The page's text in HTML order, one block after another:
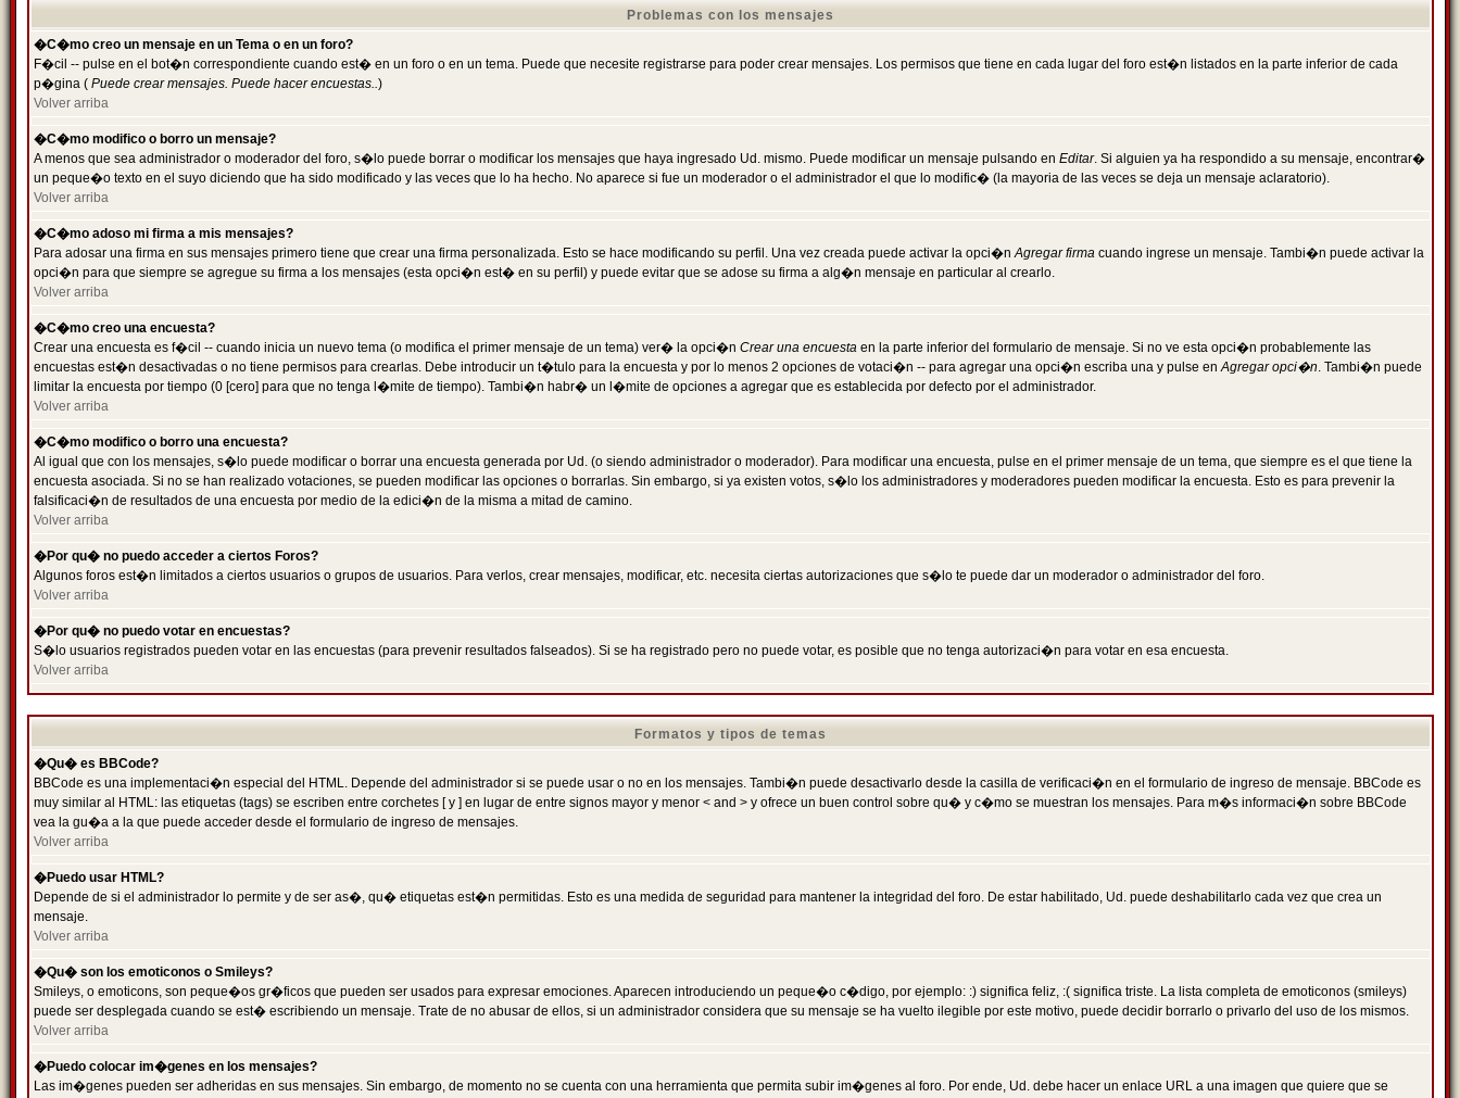
Problemas con los mensajes
�C�mo creo un mensaje en un Tema o en un foro?
F�cil -- pulse en el bot�n correspondiente cuando est� en un foro o en un tema. Puede que necesite registrarse para poder crear mensajes. Los permisos que tiene en cada lugar del foro est�n listados en la parte inferior de cada
p�gina ( Puede crear mensajes. Puede hacer encuestas..)
Volver arriba
�C�mo modifico o borro un mensaje?
A menos que sea administrador o moderador del foro, s�lo puede borrar o modificar los mensajes que haya ingresado Ud. mismo. Puede modificar un mensaje pulsando en Editar. Si alguien ya ha respondido a su mensaje, encontrar�
un peque�o texto en el suyo diciendo que ha sido modificado y las veces que lo ha hecho. No aparece si fue un moderador o el administrador el que lo modific� (la mayoria de las veces se deja un mensaje aclaratorio).
Volver arriba
�C�mo adoso mi firma a mis mensajes?
Para adosar una firma en sus mensajes primero tiene que crear una firma personalizada. Esto se hace modificando su perfil. Una vez creada puede activar la opci�nAgregar firma cuando ingrese un mensaje. Tambi�n puede activar la
opci�n para que siempre se agregue su firma a los mensajes (esta opci�n est� en su perfil) y puede evitar que se adose su firma a alg�n mensaje en particular al crearlo.
Volver arriba
�C�mo creo una encuesta?
Crear una encuesta es f�cil -- cuando inicia un nuevo tema (o modifica el primer mensaje de un tema) ver� la opci�n Crear una encuesta en la parte inferior del formulario de mensaje. Si no ve esta opci�n probablemente las
encuestas est�n desactivadas o no tiene permisos para crearlas. Debe introducir un t�tulo para la encuesta y por lo menos 2 opciones de votaci�n -- para agregar una opci�n escriba una y pulse enAgregar opci�n. Tambi�n puede
limitar la encuesta por tiempo (0 [cero] para que no tenga l�mite de tiempo). Tambi�n habr� un l�mite de opciones a agregar que es establecida por defecto por el administrador.
Volver arriba
�C�mo modifico o borro una encuesta?
Al igual que con los mensajes, s�lo puede modificar o borrar una encuesta generada por Ud. (o siendo administrador o moderador). Para modificar una encuesta, pulse en el primer mensaje de un tema, que siempre es el que tiene la
encuesta asociada. Si no se han realizado votaciones, se pueden modificar las opciones o borrarlas. Sin embargo, si ya existen votos, s�lo los administradores y moderadores pueden modificar la encuesta. Esto es para prevenir la
falsificaci�n de resultados de una encuesta por medio de la edici�n de la misma a mitad de camino.
Volver arriba
�Por qu� no puedo acceder a ciertos Foros?
Algunos foros est�n limitados a ciertos usuarios o grupos de usuarios. Para verlos, crear mensajes, modificar, etc. necesita ciertas autorizaciones que s�lo te puede dar un moderador o administrador del foro.
Volver arriba
�Por qu� no puedo votar en encuestas?
S�lo usuarios registrados pueden votar en las encuestas (para prevenir resultados falseados). Si se ha registrado pero no puede votar, es posible que no tenga autorizaci�n para votar en esa encuesta.
Volver arriba
Formatos y tipos de temas
�Qu� es BBCode?
BBCode es una implementaci�n especial del HTML. Depende del administrador si se puede usar o no en los mensajes. Tambi�n puede desactivarlo desde la casilla de verificaci�n en el formulario de ingreso de mensaje. BBCode es
muy similar al HTML: las etiquetas (tags) se escriben entre corchetes [ y ] en lugar de entre signos mayor y menor < and > y ofrece un buen control sobre qu� y c�mo se muestran los mensajes. Para m�s informaci�n sobre BBCode
vea la gu�a a la que puede acceder desde el formulario de ingreso de mensajes.
Volver arriba
�Puedo usar HTML?
Depende de si el administrador lo permite y de ser as�, qu� etiquetas est�n permitidas. Esto es una medida de seguridad para mantener la integridad del foro. De estar habilitado, Ud. puede deshabilitarlo cada vez que crea un
mensaje.
Volver arriba
�Qu� son los emoticonos o Smileys?
Smileys, o emoticons, son peque�os gr�ficos que pueden ser usados para expresar emociones. Aparecen introduciendo un peque�o c�digo, por ejemplo: :) significa feliz, :( significa triste. La lista completa de emoticonos (smileys)
puede ser desplegada cuando se est� escribiendo un mensaje. Trate de no abusar de ellos, si un administrador considera que su mensaje se ha vuelto ilegible por este motivo, puede decidir borrarlo o privarlo del uso de los mismos.
Volver arriba
�Puedo colocar im�genes en los mensajes?
Las im�genes pueden ser adheridas en sus mensajes. Sin embargo, de momento no se cuenta con una herramienta que permita subir im�genes al foro. Por ende, Ud. debe hacer un enlace URL a una imagen que quiere que se